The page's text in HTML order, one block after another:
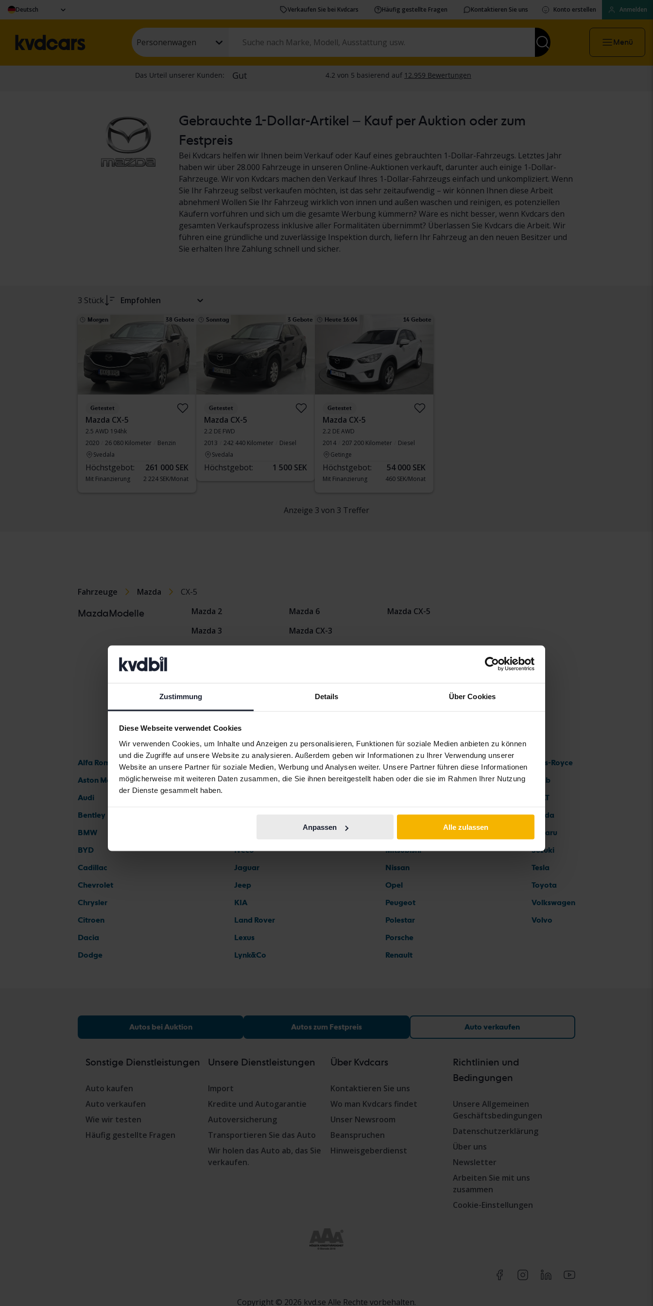
Zustimmung Details Über Cookies
Diese Webseite verwendet Cookies
Wir verwenden Cookies, um Inhalte und Anzeigen zu personalisieren, Funktionen für soziale Medien anbieten zu können
und die Zugriffe auf unsere Website zu analysieren. Außerdem geben wir Informationen zu Ihrer Verwendung unserer
Website an unsere Partner für soziale Medien, Werbung und Analysen weiter. Unsere Partner führen diese Informationen
möglicherweise mit weiteren Daten zusammen, die Sie ihnen bereitgestellt haben oder die sie im Rahmen Ihrer Nutzung
der Dienste gesammelt haben.
Anpassen Alle zulassen
Deutsch Verkaufen Sie bei Kvdcars Häufig gestellte Fragen Kontaktieren Sie uns Konto erstellen Anmelden
Personenwagen Menü
Gebrauchte 1-Dollar-Artikel – Kauf per Auktion oder zum
Festpreis
Bei Kvdcars helfen wir Ihnen beim Verkauf oder Kauf eines gebrauchten 1-Dollar-Fahrzeugs. Letztes Jahr
haben wir über 28.000 Fahrzeuge in unseren Online-Auktionen verkauft, darunter auch einige 1-Dollar-
Fahrzeuge. Wir von Kvdcars machen den Verkauf Ihres 1-Dollar-Fahrzeugs einfach und unkompliziert. Wenn
Sie Ihr Fahrzeug selbst verkaufen möchten, ist das sehr zeitaufwendig – wir können Ihnen diese Arbeit
abnehmen! Wollen Sie Ihr Fahrzeug wirklich von innen und außen waschen und reinigen, es potenziellen
Käufern vorführen und sich um die gesamte Werbung kümmern? Wäre es nicht besser, wenn Kvdcars den
gesamten Verkaufsprozess inklusive aller Formalitäten übernimmt? Überlassen Sie Kvdcars die Arbeit. Wir
führen eine gründliche und zuverlässige Inspektion durch, liefern Ihr Fahrzeug an den neuen Besitzer und
Sie erhalten Ihre Zahlung schnell und sicher.
3 Stück Empfohlen
Morgen 38 Gebote
Getestet
Mazda CX-5
2.5 AWD 194hk
2020
26 080 Kilometer
Benzin
Svedala
Höchstgebot: 261 000 SEK
Mit Finanzierung 2 224 SEK/Monat
Sonntag 3 Gebote
Getestet
Mazda CX-5
2.2 DE FWD
2013
242 440 Kilometer
Diesel
Svedala
Höchstgebot: 1 500 SEK
Heute 16:04 14 Gebote
Getestet
Mazda CX-5
2.2 DE AWD
2014
207 200 Kilometer
Diesel
Getinge
Höchstgebot: 54 000 SEK
Mit Finanzierung 460 SEK/Monat
Anzeige 3 von 3 Treffer
Fahrzeuge Mazda CX-5
MazdaModelle
Mazda 2
Mazda 3
Mazda 6
Mazda CX-3
Mazda CX-5
Alfa Romeo
Aston Martin
Audi
Bentley
BMW
BYD
Cadillac
Chevrolet
Chrysler
Citroen
Dacia
Dodge
Ferrari
Fiat
Iveco
Jaguar
Jeep
KIA
Land Rover
Lexus
Lynk&Co
Maserati
Mazda
MG
Mitsubishi
Nissan
Opel
Peugeot
Polestar
Porsche
Renault
Rolls-Royce
Saab
SEAT
Skoda
Subaru
Suzuki
Tesla
Toyota
Volkswagen
Volvo
Autos bei Auktion Autos zum Festpreis Auto verkaufen
Sonstige Dienstleistungen
Auto kaufen
Auto verkaufen
Wie wir testen
Häufig gestellte Fragen
Unsere Dienstleistungen
Import
Kredite und Autogarantie
Autoversicherung
Transportieren Sie das Auto
Wir holen das Auto ab, das Sie
verkaufen.
Über Kvdcars
Kontaktieren Sie uns
Wo man Kvdcars findet
Unser Newsroom
Beanspruchen
Hinweisgeberdienst
Richtlinien und
Bedingungen
Unsere Allgemeinen
Geschäftsbedingungen
Datenschutzerklärung
Über uns
Newsletter
Arbeiten Sie mit uns
zusammen
Cookie-Einstellungen
Copyright © 2026 kvd.se Alle Rechte vorbehalten.